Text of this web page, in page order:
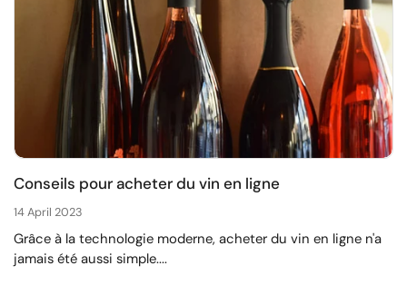
Conseils pour acheter du vin en ligne
14 April 2023
Grâce à la technologie moderne, acheter du vin en ligne n'a
jamais été aussi simple....